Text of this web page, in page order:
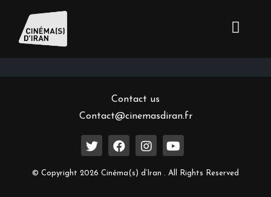
Inscrivez-vous à notre newsletter
Contact us
Contact@cinemasdiran.fr
© Copyright 2026 Cinéma(s) d’Iran . All Rights Reserved